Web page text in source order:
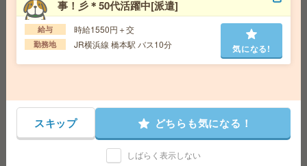
勤務地
町田駅徒歩7分 ※・相模原市南区上鶴間本町
／自転車通勤できます
1700円＊《時間相談OK！》藤沢駅からバス10分！長期！
給 与 時給1700円～1750円 月収例 142,800円～1
47,000円
交通費 全額支給
勤務地 藤沢駅民間バス10分、辻堂駅民間バス9分 ※
本鵠沼駅からも徒歩19分程度！ 自転車通勤可能！
事！彡＊50代活躍中[派遣]
給与 時給1550円＋交
勤務地 JR横浜線 橋本駅 バス10分 気になる!
スキップ どちらも気になる！
しばらく表示しない